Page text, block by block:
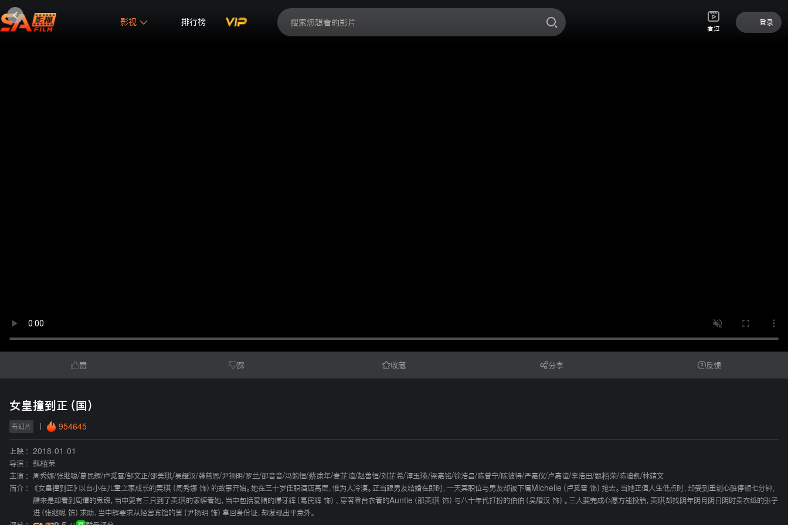
影视 排行榜
看过
登录
赞 踩 收藏 分享 反馈
女皇撞到正（国）
奇幻片 954645
上映 :
2018-01-01
导演 :
甄栢荣
主演 :
周秀娜/张继聪/葛民辉/卢觅雪/邹文正/邵美琪/吴耀汉/龚慈恩/尹扬明/罗兰/邵音音/冯勉恒/蔡康年/麦芷谊/赵善恒/刘芷希/谭玉瑛/梁嘉铭/徐浩昌/陈曾宁/陈彼得/严嘉仪/卢嘉谊/李浩田/甄栢荣/陈迪凯/林靖文
简介 :
《女皇撞到正》以自小在儿童之家成长的美琪（周秀娜 饰）的故事开始。她在三十岁任职酒店高层，惟为人冷漠。正当跟男友结婚在即时，一天其职位与男友却被下属Michelle（卢觅雪 饰）抢去。当她正值人生低点时，却受到重创心脏停顿七分钟，
醒来是却看到周遭的鬼魂，当中更有三只到了美琪的家缠着她，当中包括爱赌的爆牙辉（葛民辉 饰）、穿著登台衣着的Auntie（邵美琪 饰）与八十年代打扮的伯伯（吴耀汉 饰）。三人要完成心愿方能投胎，美琪却找阴年阴月阴日阴时卖衣纸的张子
进（张继聪 饰）求助，当中辉要求从经营宾馆的巢（尹扬明 饰）拿回身份证，却发现出乎意外。